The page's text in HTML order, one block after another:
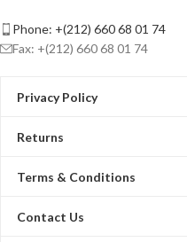
Phone: +(212) 660 68 01 74
Fax: +(212) 660 68 01 74
Privacy Policy
Returns
Terms & Conditions
Contact Us